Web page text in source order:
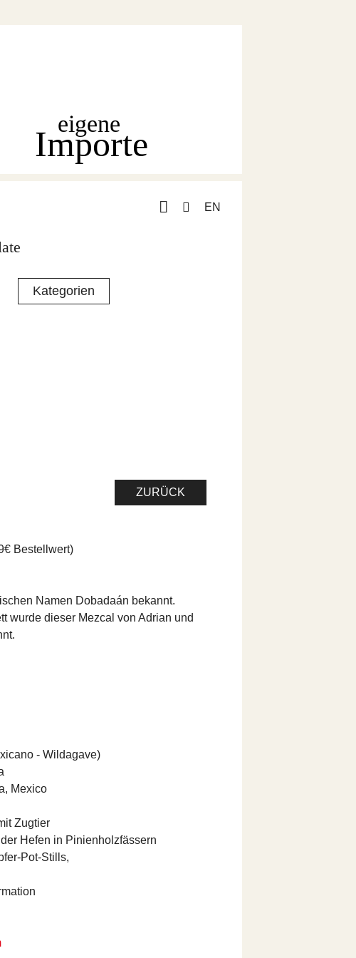
eigene
Importe
EN
Kategorien
ZURÜCK
Bestellwert)
Namen Dobadaán bekannt.
wurde dieser Mezcal von Adrian und
- Wildagave)
Mexico
Zugtier
Hefen in Pinienholzfässern
Pot-Stills,